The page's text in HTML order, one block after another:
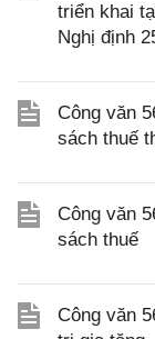
triển khai
Nghị định
Công văn
sách thuế
Công văn
sách thuế
Công văn